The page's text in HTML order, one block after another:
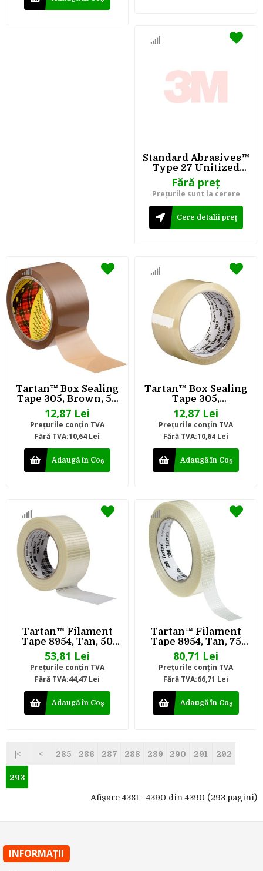
Standard Abrasives™
Type 27 Unitized
Wheel 811632, 632 4-
1/2 in x 1/2 in x 7/8 in
Fără preţ
Preţurile sunt la cerere
Cere detalii preţ
Tartan™ Box Sealing
Tape 305, Brown, 50
mm x 66 m
12,87 Lei
Preţurile conţin TVA
Fără TVA:10,64 Lei
Adaugă în Coş
Tartan™ Box Sealing
Tape 305,
Transparent, 50 mm
x 66 m
12,87 Lei
Preţurile conţin TVA
Fără TVA:10,64 Lei
Adaugă în Coş
Tartan™ Filament
Tape 8954, Tan, 50
mm x 50 m, 0.125 mm
53,81 Lei
Preţurile conţin TVA
Fără TVA:44,47 Lei
Adaugă în Coş
Tartan™ Filament
Tape 8954, Tan, 75
mm x 50 m, 0.125 mm
80,71 Lei
Preţurile conţin TVA
Fără TVA:66,71 Lei
Adaugă în Coş
|< < 285 286 287 288 289 290 291 292
293
Afişare 4381 - 4390 din 4390 (293 pagini)
INFORMAŢII